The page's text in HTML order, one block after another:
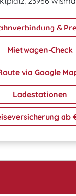
&
Mietwagen-Check
via Google
Ladestationen
ab